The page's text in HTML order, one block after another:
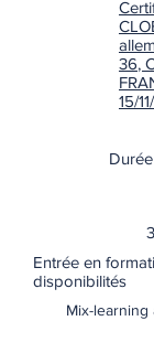
36,
15/
Durée
Entrée en
disponibilités
Mix-